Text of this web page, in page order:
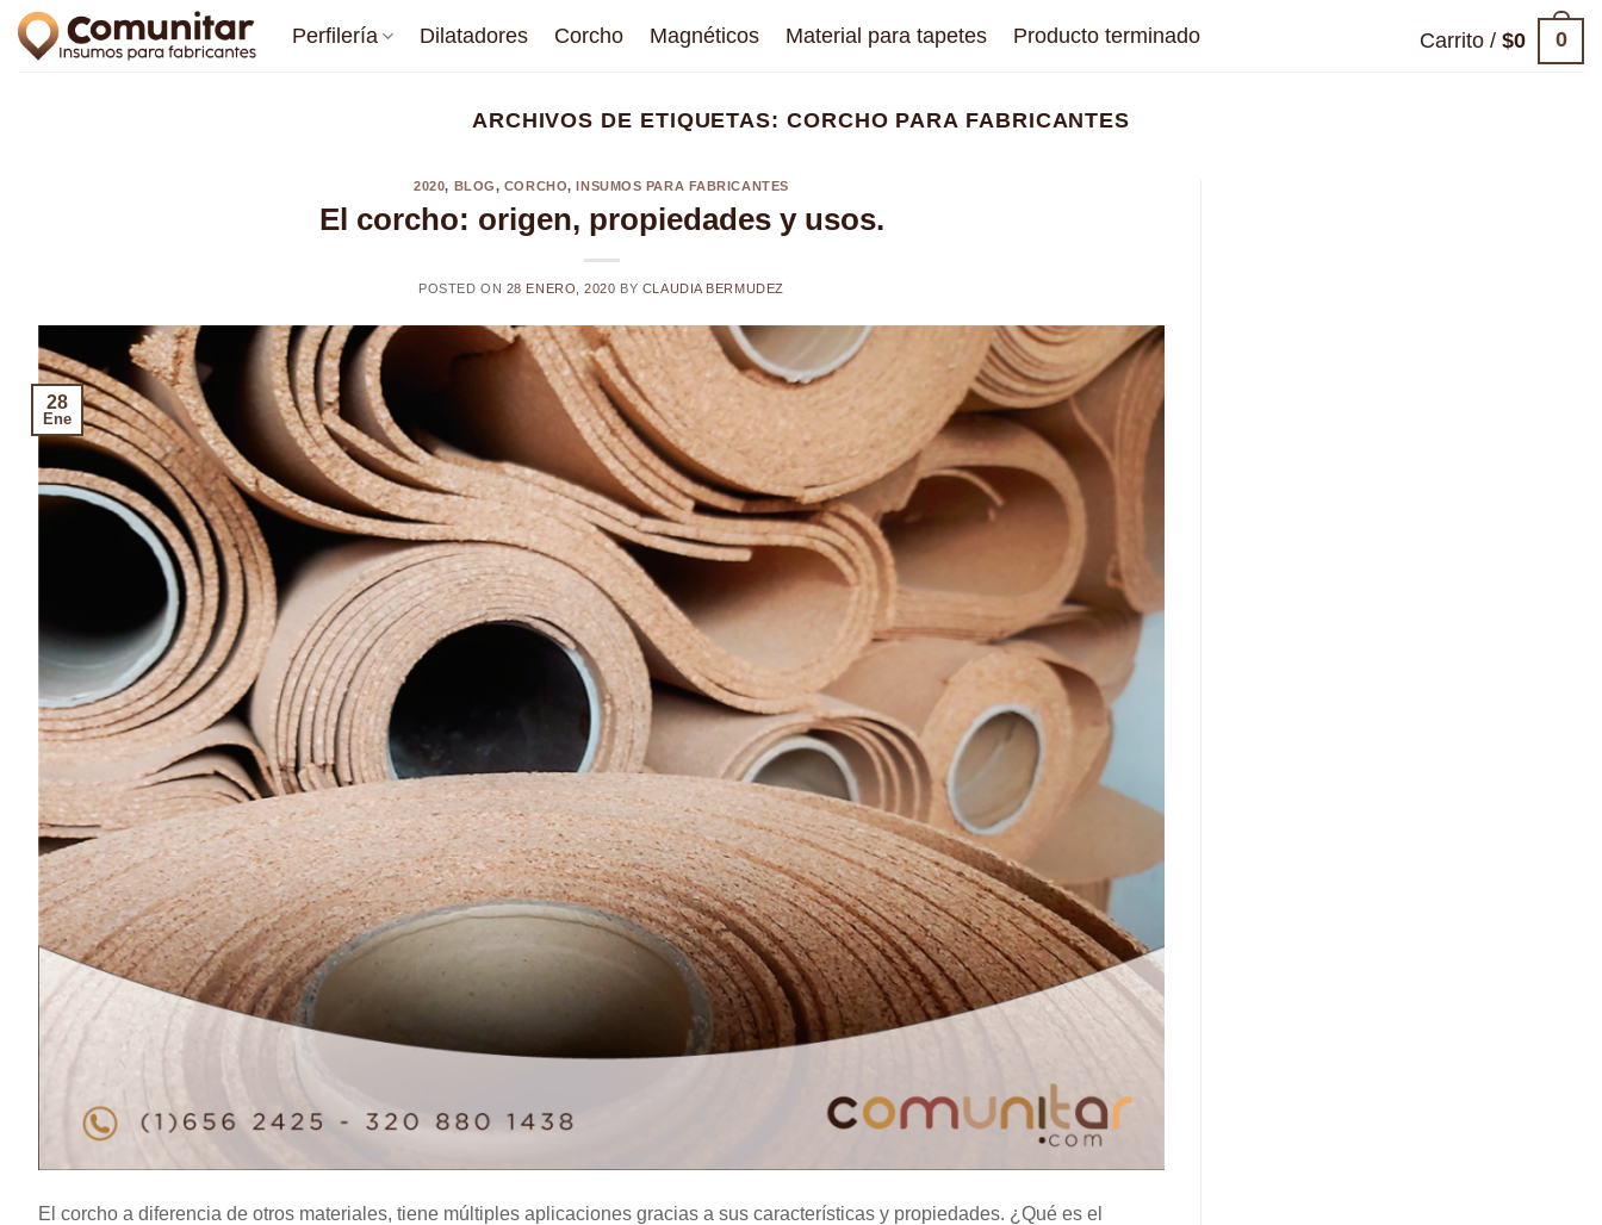
Saltar
Perfilería Dilatadores Corcho Magnéticos Material para tapetes Producto terminado Carrito /$0 0
ARCHIVOS DE ETIQUETAS: CORCHO PARA FABRICANTES
2020, BLOG, CORCHO,INSUMOS PARA FABRICANTES
El corcho: origen, propiedades y usos.
POSTED ON 28 ENERO, 2020 BY CLAUDIA BERMUDEZ
28
Ene
El corcho a diferencia de otros materiales, tiene múltiples aplicaciones gracias a sus características y propiedades. ¿Qué es el